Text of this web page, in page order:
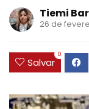
Tiemi
26 de
Salvar
0